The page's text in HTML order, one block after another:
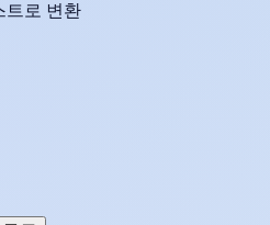
트로 변환